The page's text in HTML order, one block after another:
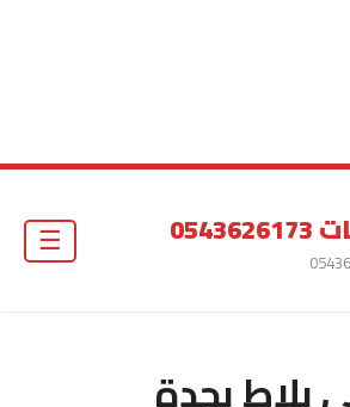
بجدة